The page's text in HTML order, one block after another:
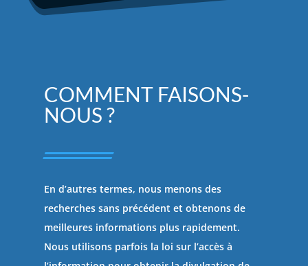
COMMENT FAISONS-
NOUS ?
En d’autres termes, nous menons des
recherches sans précédent et obtenons de
meilleures informations plus rapidement.
Nous utilisons parfois la loi sur l’accès à